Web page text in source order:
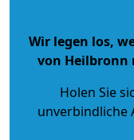
Wir legen los,
von Heilbronn
Holen Sie
unverbindliche